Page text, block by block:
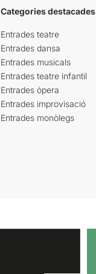
Categories destacades
Entrades teatre
Entrades dansa
Entrades musicals
Entrades teatre infantil
Entrades òpera
Entrades improvisació
Entrades monòlegs